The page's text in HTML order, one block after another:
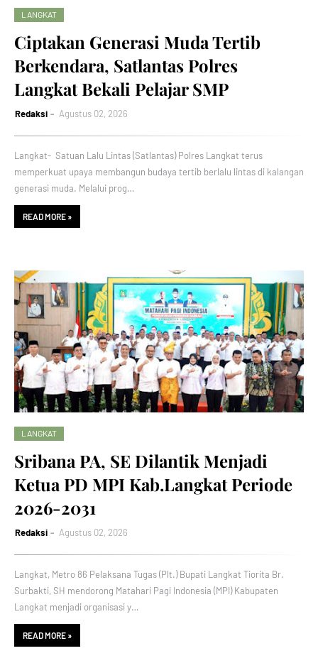
LANGKAT
Ciptakan Generasi Muda Tertib
Berkendara, Satlantas Polres
Langkat Bekali Pelajar SMP
Redaksi Agustus 02, 2026
Langkat- Satuan Lalu Lintas (Satlantas) Polres Langkat terus
memperkuat upaya membangun budaya tertib berlalu lintas di kalangan
generasi muda. Melalui prog…
READ MORE »
LANGKAT
Sribana PA, SE Dilantik Menjadi
Ketua PD MPI Kab.Langkat Periode
2026-2031
Redaksi Agustus 02, 2026
Langkat, Metro 86 Pelaksana Tugas (Plt.) Bupati Langkat Tiorita Br.
Surbakti, SH mendorong Matahari Pagi Indonesia (MPI) Kabupaten
Langkat menjadi organisasi y…
READ MORE »